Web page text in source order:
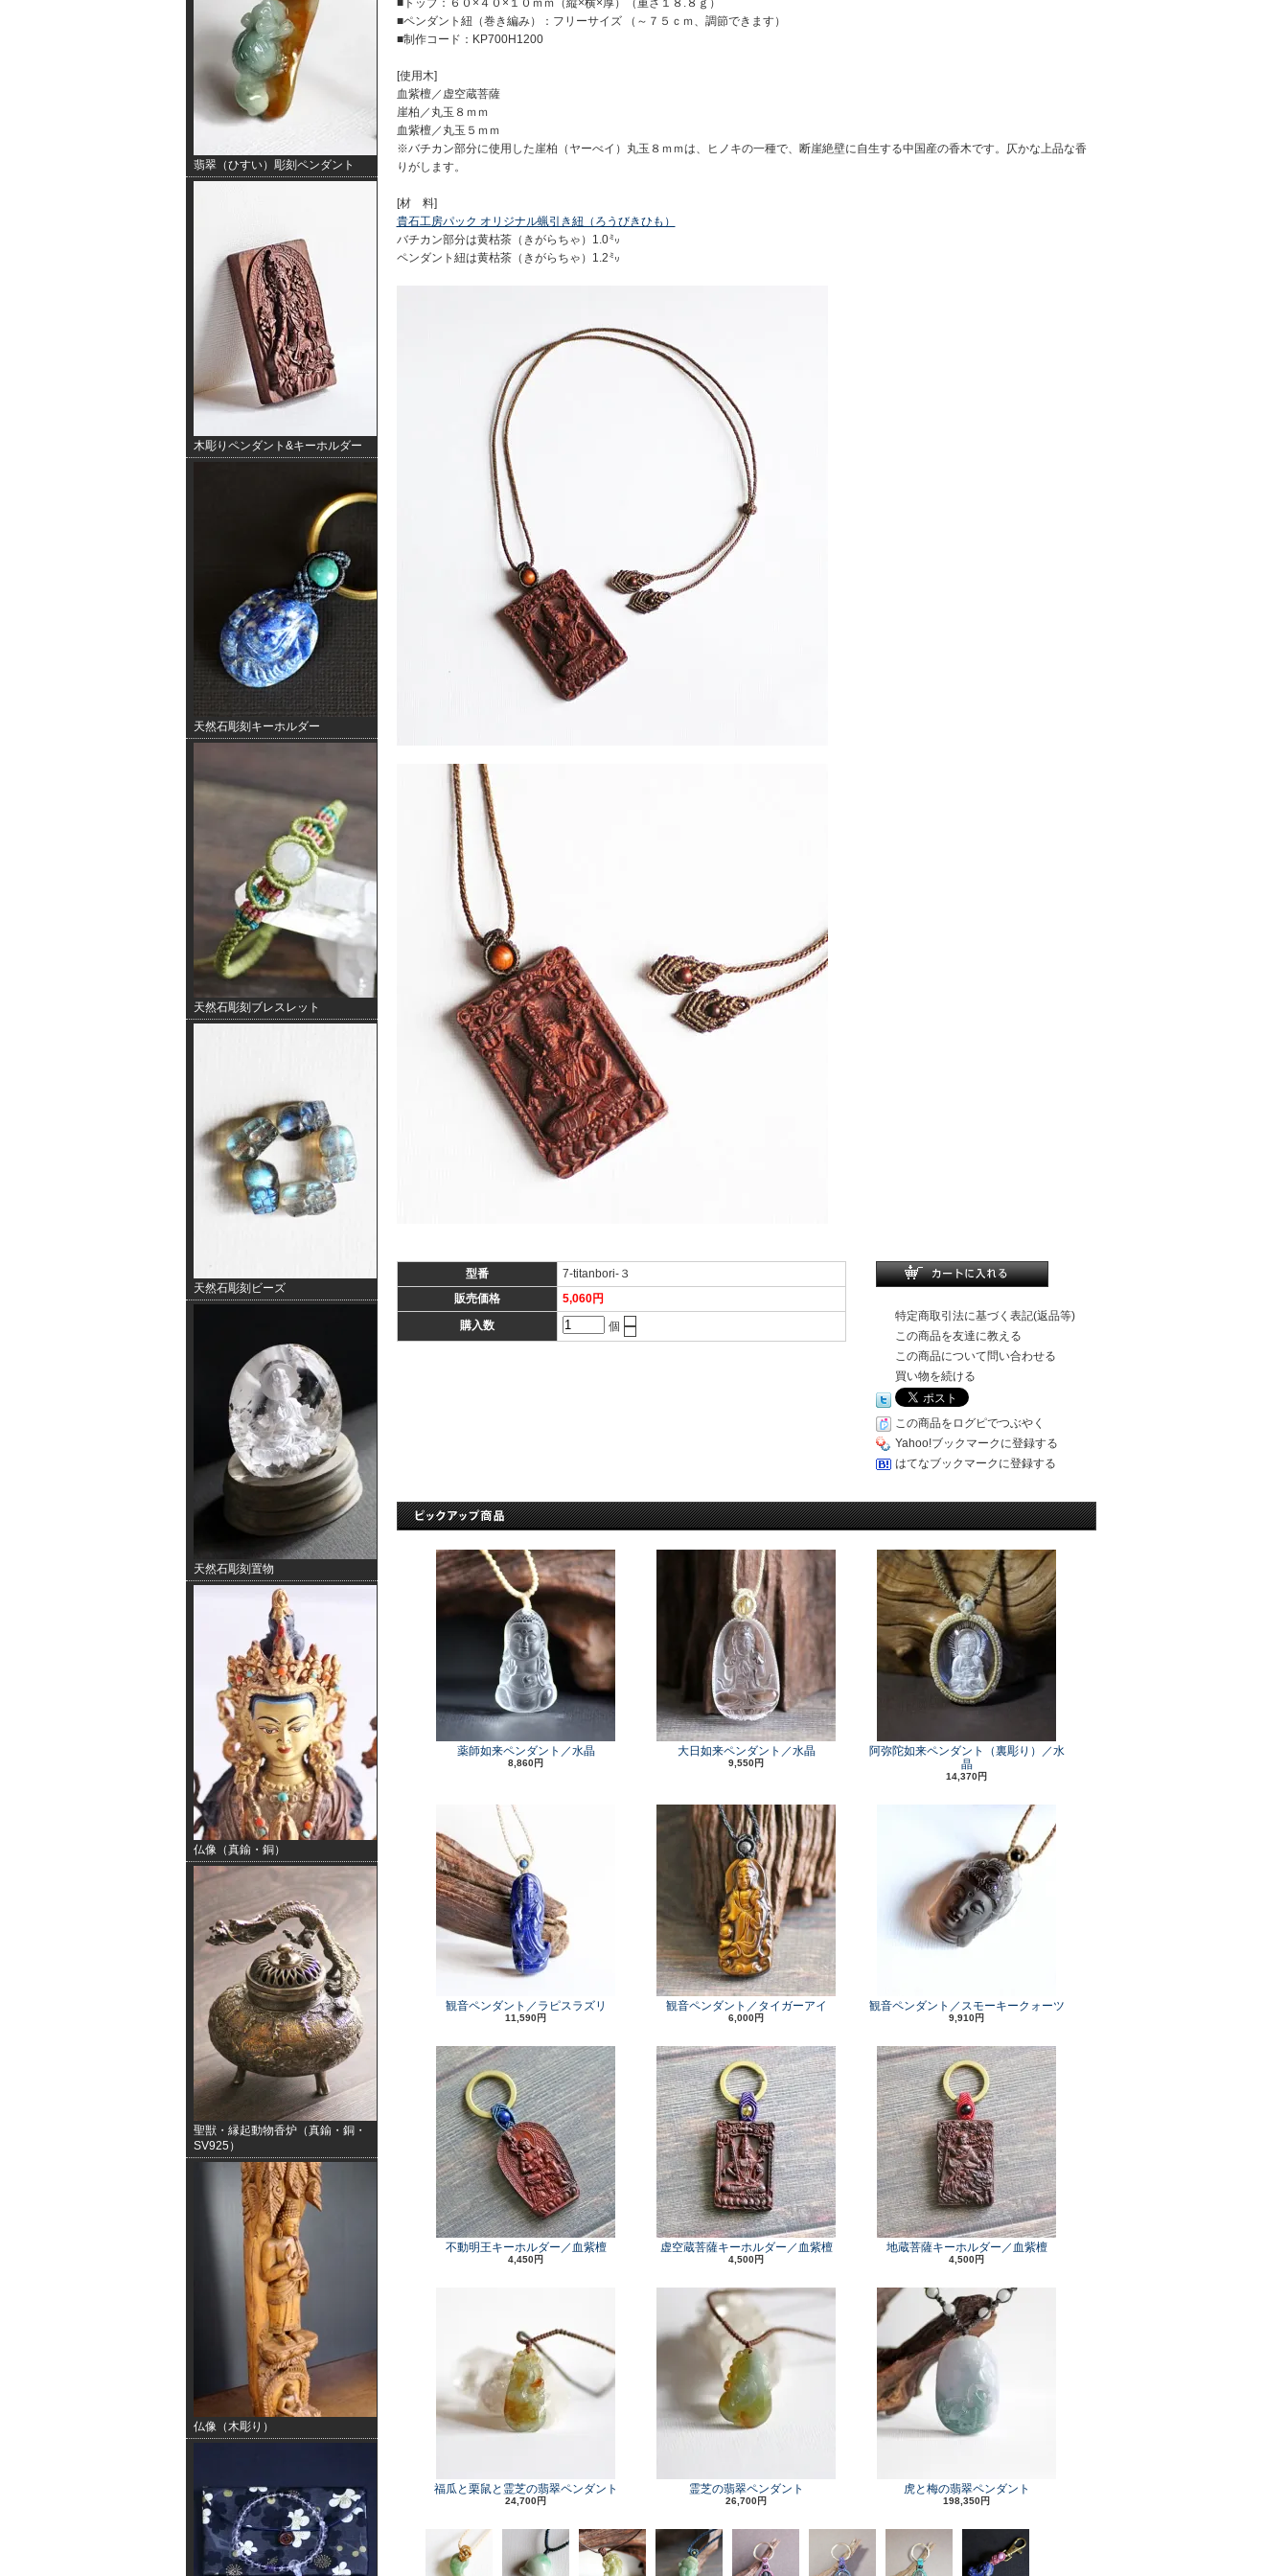
翡翠（ひすい）彫刻ペンダント
木彫りペンダント&キーホルダー
天然石彫刻キーホルダー
天然石彫刻ブレスレット
天然石彫刻ビーズ
天然石彫刻置物
仏像（真鍮・銅）
聖獣・縁起動物香炉（真鍮・銅・
SV925）
仏像（木彫り）
■トップ：６０×４０×１０ｍｍ（縦×横×厚）（重さ１８.８ｇ）
■ペンダント紐（巻き編み）：フリーサイズ （～７５ｃｍ、調節できます）
■制作コード：KP700H1200
[使用木]
血紫檀／虚空蔵菩薩
崖柏／丸玉８ｍｍ
血紫檀／丸玉５ｍｍ
※バチカン部分に使用した崖柏（ヤーべイ）丸玉８ｍｍは、ヒノキの一種で、断崖絶壁に自生する中国産の香木です。仄かな上品な香
りがします。
[材 料]
貴石工房パック オリジナル蝋引き紐（ろうびきひも）
バチカン部分は黄枯茶（きがらちゃ）1.0㍉
ペンダント紐は黄枯茶（きがらちゃ）1.2㍉
型番
7-titanbori-３
販売価格
5,060円
購入数
個
特定商取引法に基づく表記(返品等)
この商品を友達に教える
この商品について問い合わせる
買い物を続ける
この商品をログピでつぶやく
Yahoo!ブックマークに登録する
はてなブックマークに登録する
薬師如来ペンダント／水晶
8,860円
大日如来ペンダント／水晶
9,550円
阿弥陀如来ペンダント（裏彫り）／水
晶
14,370円
観音ペンダント／ラピスラズリ
11,590円
観音ペンダント／タイガーアイ
6,000円
観音ペンダント／スモーキークォーツ
9,910円
不動明王キーホルダー／血紫檀
4,450円
虚空蔵菩薩キーホルダー／血紫檀
4,500円
地蔵菩薩キーホルダー／血紫檀
4,500円
福瓜と栗鼠と霊芝の翡翠ペンダント
24,700円
霊芝の翡翠ペンダント
26,700円
虎と梅の翡翠ペンダント
198,350円